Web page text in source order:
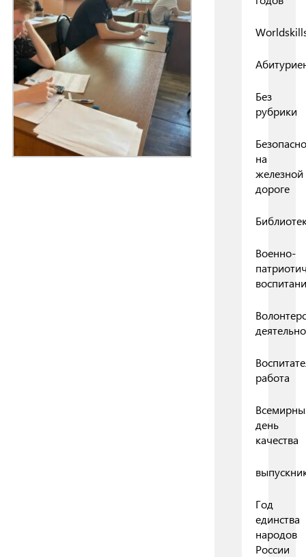
Без
рубрики
на
железной
дороге
Военно-
работа
день
качества
Год
единства
народов
России